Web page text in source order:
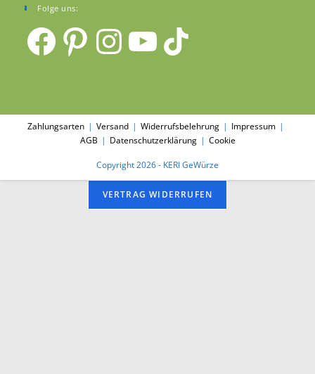
Folge uns:
FacebookPinterestInstagramYouTube TikTok
Zahlungsarten Versand Widerrufsbelehrung
Impressum
AGB
Datenschutzerklärung Cookie
Copyright 2026 - KERI GeWürze
VERTRAG WIDERRUFEN